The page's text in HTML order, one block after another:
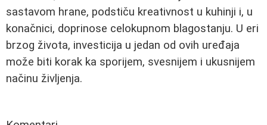
sastavom hrane, podstiču kreativnost u kuhinji i, u
konačnici, doprinose celokupnom blagostanju. U eri
brzog života, investicija u jedan od ovih uređaja
može biti korak ka sporijem, svesnijem i ukusnijem
načinu življenja.